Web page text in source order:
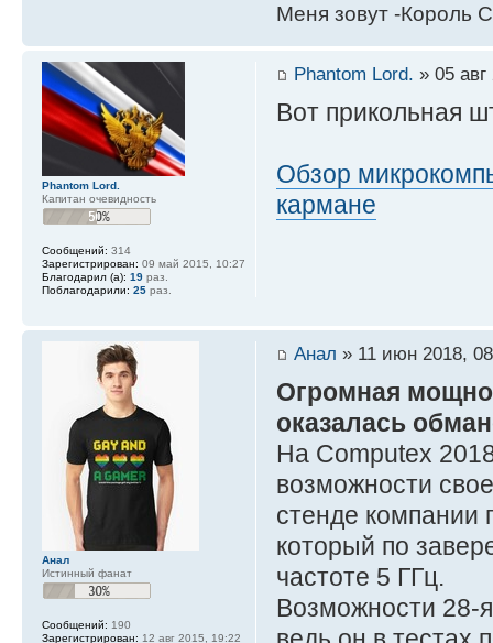
Меня зовут -Король
Phantom Lord. » 05
Вот прикольная
Обзор
кармане
Phantom Lord.
Капитан очевидность
Сообщений: 314
Зарегистрирован: 09 май 2015, 10:27
Благодарил (а): 19 раз.
Поблагодарили: 25 раз.
Анал » 11 июн 2018,
Огромная
оказалась
На Computex
возможности
стенде компании
который по
частоте 5 ГГц.
Возможности 28-
Анал
Истинный фанат
Сообщений: 190
Зарегистрирован: 12 авг 2015, 19:22